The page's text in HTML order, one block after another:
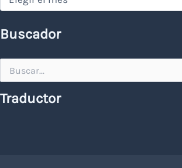
Buscador
por:
Traductor